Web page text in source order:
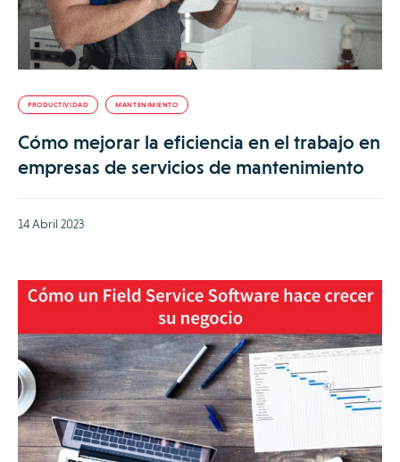
PRODUCTIVIDAD MANTENIMIENTO
Cómo mejorar la eficiencia en el trabajo en
empresas de servicios de mantenimiento
14 Abril 2023